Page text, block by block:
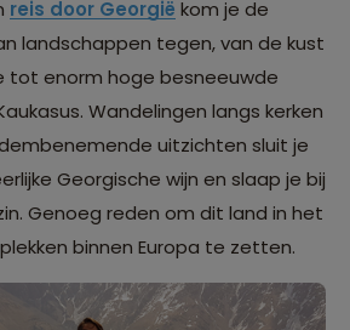
reis door Georgië kom je de
landschappen tegen, van de kust
tot enorm hoge besneeuwde
Wandelingen langs kerken
uitzichten sluit je
Georgische wijn en slaap je bij
Genoeg reden om dit land in het
binnen Europa te zetten.